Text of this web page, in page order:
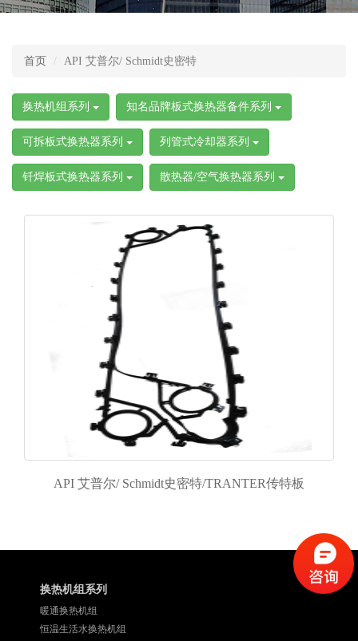
首页 API 艾普尔/ Schmidt史密特
换热机组系列 知名品牌板式换热器备件系列
可拆板式换热器系列 列管式冷却器系列
钎焊板式换热器系列 散热器/空气换热器系列
API 艾普尔/ Schmidt史密特/TRANTER传特板
换热机组系列
暖通换热机组
恒温生活水换热机组